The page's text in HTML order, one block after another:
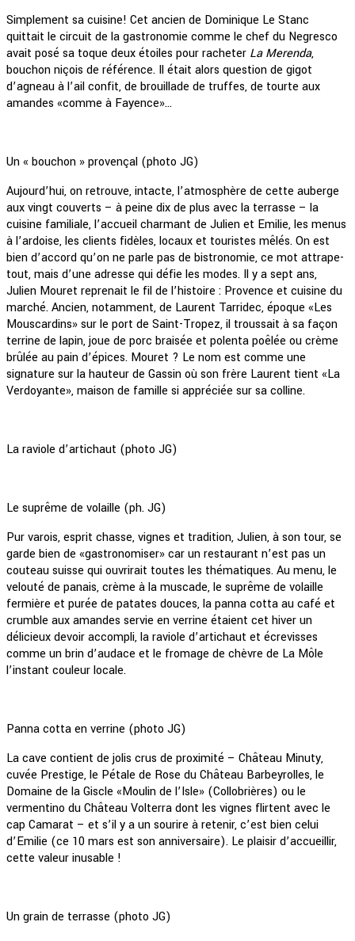
Simplement sa cuisine! Cet ancien de Dominique Le Stanc
quittait le circuit de la gastronomie comme le chef du Negresco
avait posé sa toque deux étoiles pour racheter La Merenda,
bouchon niçois de référence. Il était alors question de gigot
d’agneau à l’ail confit, de brouillade de truffes, de tourte aux
amandes «comme à Fayence»…
Un « bouchon » provençal (photo JG)
Aujourd’hui, on retrouve, intacte, l’atmosphère de cette auberge
aux vingt couverts – à peine dix de plus avec la terrasse – la
cuisine familiale, l’accueil charmant de Julien et Emilie, les menus
à l’ardoise, les clients fidèles, locaux et touristes mêlés. On est
bien d’accord qu’on ne parle pas de bistronomie, ce mot attrape-
tout, mais d’une adresse qui défie les modes. Il y a sept ans,
Julien Mouret reprenait le fil de l’histoire : Provence et cuisine du
marché. Ancien, notamment, de Laurent Tarridec, époque «Les
Mouscardins» sur le port de Saint-Tropez, il troussait à sa façon
terrine de lapin, joue de porc braisée et polenta poêlée ou crème
brûlée au pain d’épices. Mouret ? Le nom est comme une
signature sur la hauteur de Gassin où son frère Laurent tient «La
Verdoyante», maison de famille si appréciée sur sa colline.
La raviole d’artichaut (photo JG)
Le suprême de volaille (ph. JG)
Pur varois, esprit chasse, vignes et tradition, Julien, à son tour, se
garde bien de «gastronomiser» car un restaurant n’est pas un
couteau suisse qui ouvrirait toutes les thématiques. Au menu, le
velouté de panais, crème à la muscade, le suprême de volaille
fermière et purée de patates douces, la panna cotta au café et
crumble aux amandes servie en verrine étaient cet hiver un
délicieux devoir accompli, la raviole d’artichaut et écrevisses
comme un brin d’audace et le fromage de chèvre de La Môle
l’instant couleur locale.
Panna cotta en verrine (photo JG)
La cave contient de jolis crus de proximité – Château Minuty,
cuvée Prestige, le Pétale de Rose du Château Barbeyrolles, le
Domaine de la Giscle «Moulin de l’Isle» (Collobrières) ou le
vermentino du Château Volterra dont les vignes flirtent avec le
cap Camarat – et s’il y a un sourire à retenir, c’est bien celui
d’Emilie (ce 10 mars est son anniversaire). Le plaisir d’accueillir,
cette valeur inusable !
Un grain de terrasse (photo JG)